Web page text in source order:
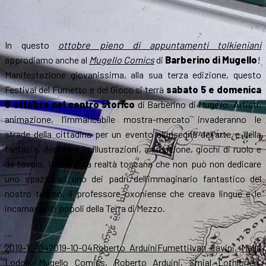
In questo ottobre pieno di appuntamenti tolkieniani
approdiamo anche al Mugello Comicsdi Barberino di Mugello!
Manifestazione giovanissima, alla sua terza edizione, questo
Festival del Fumetto e del Gioco si terrà sabato 5 e domenica
6 ottobre nel centro storicodi Barberino di Mugello. Artisti,
animazione, l’immancabile mostra-mercato invaderanno le
strade della cittadina per un evento all’insegna dell’arte e della
fantasia, declinate in illustrazioni, animazione, giochi di ruolo e
da tavolo. Una nuova realtà toscana che non può non dedicare
uno spazio ad uno dei padri dell’immaginario fantastico del
nostro tempo, il professore oxoniense che creava lingue e le
incarnava nei popoli della Terra di Mezzo.
Scritto
il
2019-10-042019-10-04Autore
Roberto ArduiniCategorie
FumettiTag
Ivan Cavini,Maila
Lodoli , Mugello Comics,Roberto Arduini,Smial Lothlorien,